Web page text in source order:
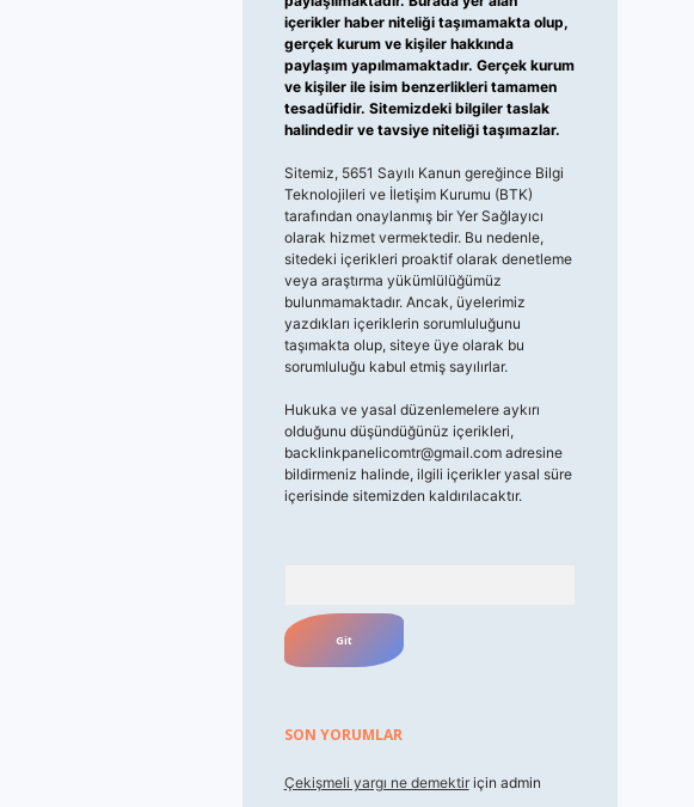
içerikler haber niteliği taşımamakta olup,
gerçek kurum ve kişiler hakkında
paylaşım yapılmamaktadır. Gerçek kurum
ve kişiler ile isim benzerlikleri tamamen
tesadüfidir. Sitemizdeki bilgiler taslak
halindedir ve tavsiye niteliği taşımazlar.
Sitemiz, 5651 Sayılı Kanun gereğince Bilgi
Teknolojileri ve İletişim Kurumu (BTK)
tarafından onaylanmış bir Yer Sağlayıcı
olarak hizmet vermektedir. Bu nedenle,
sitedeki içerikleri proaktif olarak denetleme
veya araştırma yükümlülüğümüz
bulunmamaktadır. Ancak, üyelerimiz
yazdıkları içeriklerin sorumluluğunu
taşımakta olup, siteye üye olarak bu
sorumluluğu kabul etmiş sayılırlar.
Hukuka ve yasal düzenlemelere aykırı
olduğunu düşündüğünüz içerikleri,
backlinkpanelicomtr@gmail.comadresine
bildirmeniz halinde, ilgili içerikler yasal süre
içerisinde sitemizden kaldırılacaktır.
SON YORUMLAR
Çekişmeli yargı ne demektiriçin admin